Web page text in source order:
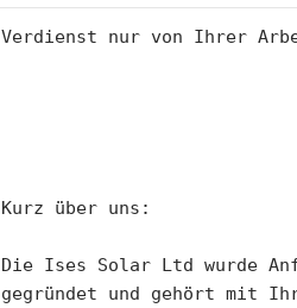
Verdienst nur von Ihrer
Kurz über uns:
Die Ises Solar Ltd wurde
gegründet und gehört mit